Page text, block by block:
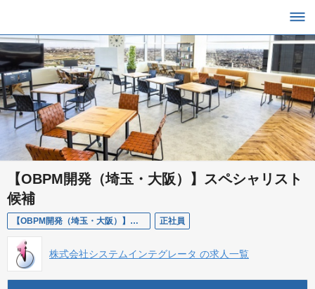
【OBPM開発（埼玉・大阪）】スペシャリスト
候補
【OBPM開発（埼玉・大阪）】スペシャリスト候補 正社員
株式会社システムインテグレータ の求人一覧